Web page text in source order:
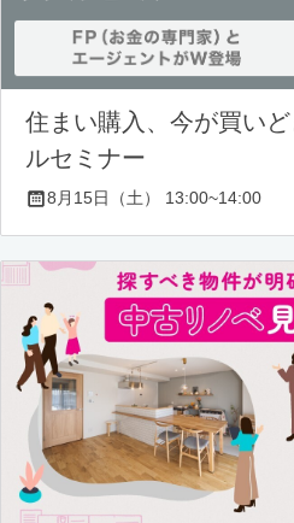
住まい購入、今が買い
ルセミナー
8月15日（土） 13:00~14:00